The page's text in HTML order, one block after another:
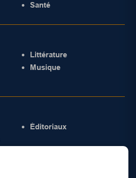
Santé
Littérature
Musique
Éditoriaux